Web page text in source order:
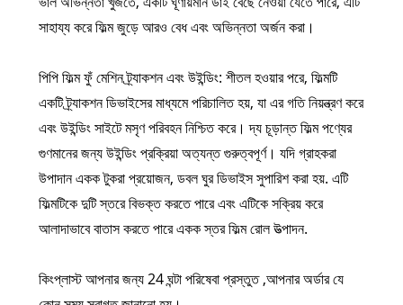
সাহায্য করে ফিল্ম জুড়ে আরও বেধ এবং অভিন্নতা অর্জন করা।
পিপি ফিল্ম ফুঁ মেশিন ট্র্যাকশন এবং উইন্ডিং: শীতল হওয়ার পরে, ফিল্মটি
একটি ট্র্যাকশন ডিভাইসের মাধ্যমে পরিচালিত হয়, যা এর গতি নিয়ন্ত্রণ করে
এবং উইন্ডিং সাইটে মসৃণ পরিবহন নিশ্চিত করে। দ্য চূড়ান্ত ফিল্ম পণ্যের
গুণমানের জন্য উইন্ডিং প্রক্রিয়া অত্যন্ত গুরুত্বপূর্ণ। যদি গ্রাহকরা
উপাদান একক টুকরা প্রয়োজন, ডবল ঘুর ডিভাইস সুপারিশ করা হয়. এটি
ফিল্মটিকে দুটি স্তরে বিভক্ত করতে পারে এবং এটিকে সক্রিয় করে
আলাদাভাবে বাতাস করতে পারে একক স্তর ফিল্ম রোল উত্পাদন.
কিংপ্লাস্ট আপনার জন্য 24 ঘন্টা পরিষেবা প্রস্তুত ,আপনার অর্ডার যে